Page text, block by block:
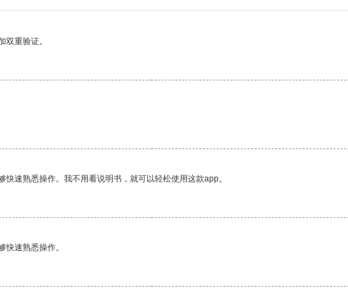
重验证。
速熟悉操作。我不用看说明书，就可以轻松使用这款app。
速熟悉操作。